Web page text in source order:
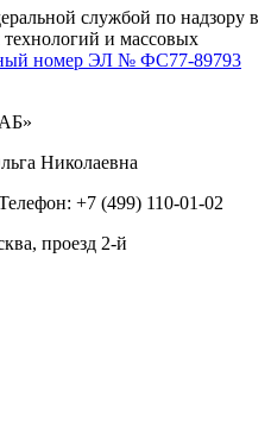
службой по надзору в
и массовых
номер ЭЛ № ФС77-89793
Николаевна
+7 (499) 110-01-02
проезд 2-й